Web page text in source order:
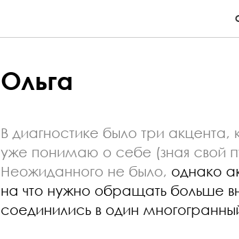
Ольга
В диагностике было три акцента,
уже понимаю о себе (зная свой
Неожиданного не было, однако
на что нужно обращать больше
соединились в один